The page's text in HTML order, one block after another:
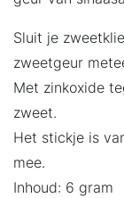
Sluit je
zweetgeur
Met zinkoxide
zweet.
Het stickje is
mee.
Inhoud: 6 gram